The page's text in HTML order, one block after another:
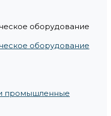
оборудование
оборудование
промышленные